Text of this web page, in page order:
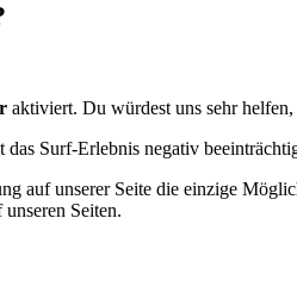
aktiviert. Du würdest uns sehr
Surf-Erlebnis negativ
auf unserer Seite die einzige
Seiten.